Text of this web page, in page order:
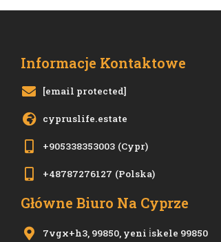
Informacje Kontaktowe
[email protected]
cypruslife.estate
+905338353003 (Cypr)
+48787276127 (Polska)
Główne Biuro Na Cyprze
7vgx+h3, 99850, yeni i̇skele 99850